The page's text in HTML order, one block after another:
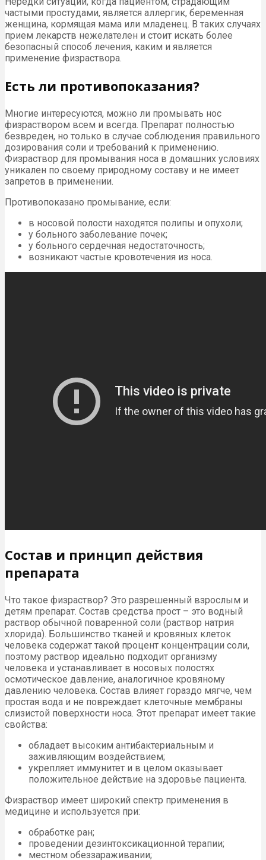
частыми простудами, является аллергик, беременная
женщина, кормящая мама или младенец. В таких случаях
прием лекарств нежелателен и стоит искать более
безопасный способ лечения, каким и является
применение физраствора.
Есть ли противопоказания?
Многие интересуются, можно ли промывать нос
физраствором всем и всегда. Препарат полностью
безвреден, но только в случае соблюдения правильного
дозирования соли и требований к применению.
Физраствор для промывания носа в домашних условиях
уникален по своему природному составу и не имеет
запретов в применении.
Противопоказано промывание, если:
в носовой полости находятся полипы и опухоли;
у больного заболевание почек;
у больного сердечная недостаточность;
возникают частые кровотечения из носа.
Состав и принцип действия
препарата
Что такое физраствор? Это разрешенный взрослым и
детям препарат. Состав средства прост – это водный
раствор обычной поваренной соли (раствор натрия
хлорида). Большинство тканей и кровяных клеток
человека содержат такой процент концентрации соли,
поэтому раствор идеально подходит организму
человека и устанавливает в носовых полостях
осмотическое давление, аналогичное кровяному
давлению человека. Состав влияет гораздо мягче, чем
простая вода и не повреждает клеточные мембраны
слизистой поверхности носа. Этот препарат имеет такие
свойства:
обладает высоким антибактериальным и
заживляющим воздействием;
укрепляет иммунитет и в целом оказывает
положительное действие на здоровье пациента.
Физраствор имеет широкий спектр применения в
медицине и используется при:
обработке ран;
проведении дезинтоксикационной терапии;
местном обеззараживании;